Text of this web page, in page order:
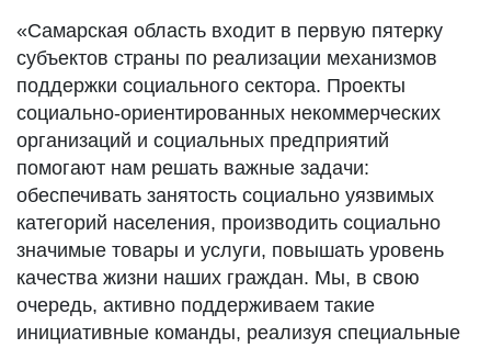
«Самарская область входит в первую пятерку
субъектов страны по реализации механизмов
поддержки социального сектора. Проекты
социально-ориентированных некоммерческих
организаций и социальных предприятий
помогают нам решать важные задачи:
обеспечивать занятость социально уязвимых
категорий населения, производить социально
значимые товары и услуги, повышать уровень
качества жизни наших граждан. Мы, в свою
очередь, активно поддерживаем такие
инициативные команды, реализуя специальные